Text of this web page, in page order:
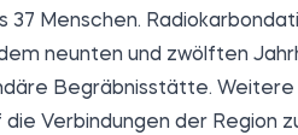
Menschen.
neunten und zwölften
Begräbnisstätte.
Verbindungen der Region